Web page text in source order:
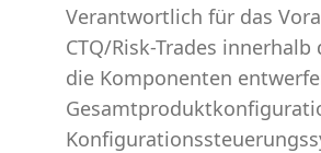
Verantwortlich für das
CTQ/Risk-Trades innerhalb
die Komponenten